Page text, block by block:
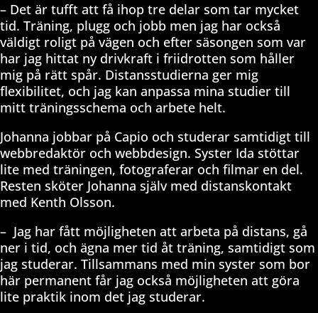
– Det är tufft att få ihop tre delar som tar mycket
tid. Träning, plugg och jobb men jag har också
väldigt roligt på vägen och efter säsongen som var
har jag hittat ny drivkraft i friidrotten som håller
mig på rätt spår. Distansstudierna ger mig
flexibilitet, och jag kan anpassa mina studier till
mitt träningsschema och arbete helt.
Johanna jobbar på Capio och studerar samtidigt till
webbredaktör och webbdesign. Syster Ida stöttar
lite med träningen, fotograferar och filmar en del.
Resten sköter Johanna själv med distanskontakt
med Kenth Olsson.
– Jag har fått möjligheten att arbeta på distans, gå
ner i tid, och ägna mer tid åt träning, samtidigt som
jag studerar. Tillsammans med min syster som bor
här permanent får jag också möjligheten att göra
lite praktik inom det jag studerar.